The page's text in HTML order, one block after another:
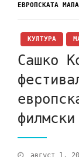
ЕВРОПСКАТА
КУЛТУРА
Сашко
август 1,